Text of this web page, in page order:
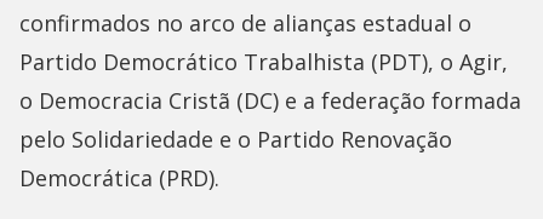
confirmados no arco de alianças estadual o
Partido Democrático Trabalhista (PDT), o Agir,
o Democracia Cristã (DC) e a federação formada
pelo Solidariedade e o Partido Renovação
Democrática (PRD).